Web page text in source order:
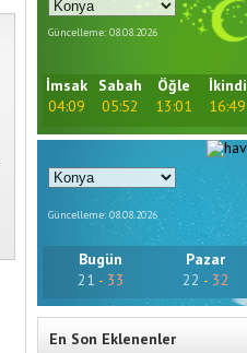
Güncelleme: 08.08.2026
İmsak
04:09
Sabah
05:52
Öğle
13:01
İkindi
16:49
Güncelleme: 08.08.2026
Bugün
21 - 33
Pazar
22 - 32
En Son Eklenenler